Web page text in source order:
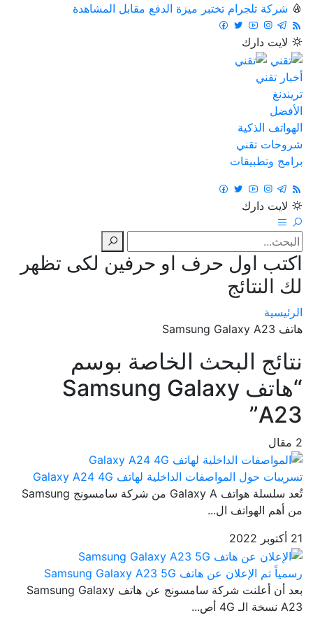
شركة تلجرام تختبر ميزة الدفع مقابل المشاهدة
لايت دارك
أخبار تقني
تريندنغ
الأفضل
الهواتف الذكية
شروحات تقني
برامج وتطبيقات
لايت دارك
اكتب اول حرف او حرفين لكى تظهر
لك النتائج
الرئيسية
هاتف Samsung Galaxy A23
نتائج البحث الخاصة بوسم
“هاتف Samsung Galaxy
A23”
2 مقال
تسريبات حول المواصفات الداخلية لهاتف Galaxy A24 4G
تُعد سلسلة هواتف Galaxy A من شركة سامسونج Samsung
من أهم الهواتف ال...
21 أكتوبر 2022
رسمياً تم الإعلان عن هاتف Samsung Galaxy A23 5G
بعد أن أعلنت شركة سامسونج عن هاتف Samsung Galaxy
A23 نسخة الـ 4G أص...